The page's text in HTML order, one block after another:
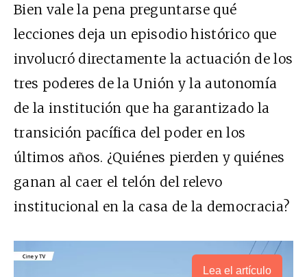
Bien vale la pena preguntarse qué
lecciones deja un episodio histórico que
involucró directamente la actuación de los
tres poderes de la Unión y la autonomía
de la institución que ha garantizado la
transición pacífica del poder en los
últimos años. ¿Quiénes pierden y quiénes
ganan al caer el telón del relevo
institucional en la casa de la democracia?
Lea el artículo